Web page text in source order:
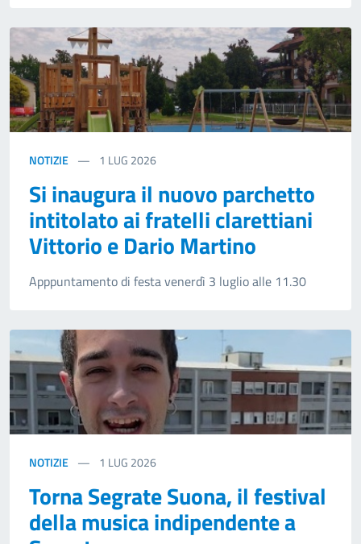
NOTIZIE 1 LUG 2026
Si inaugura il nuovo parchetto
intitolato ai fratelli clarettiani
Vittorio e Dario Martino
Apppuntamento di festa venerdì 3 luglio alle 11.30
NOTIZIE 1 LUG 2026
Torna Segrate Suona, il festival
della musica indipendente a